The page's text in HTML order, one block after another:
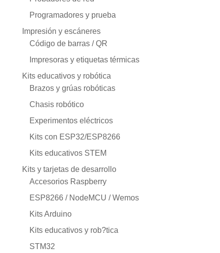
Programadores y prueba
Impresión y escáneres
Código de barras / QR
Impresoras y etiquetas térmicas
Kits educativos y robótica
Brazos y grúas robóticas
Chasis robótico
Experimentos eléctricos
Kits con ESP32/ESP8266
Kits educativos STEM
Kits y tarjetas de desarrollo
Accesorios Raspberry
ESP8266 / NodeMCU / Wemos
Kits Arduino
Kits educativos y rob?tica
STM32